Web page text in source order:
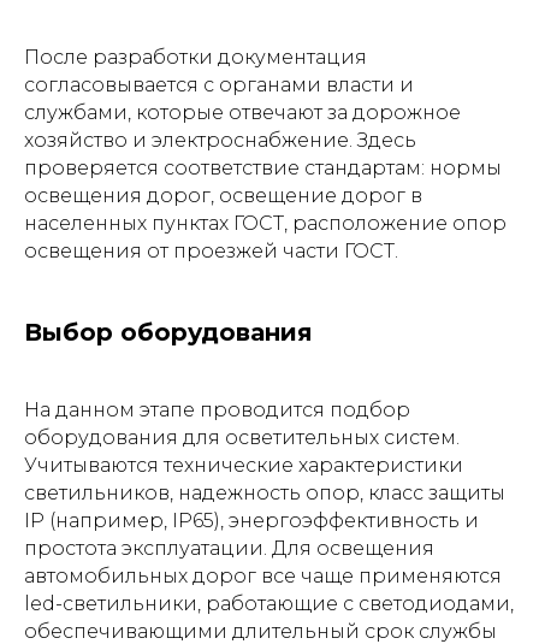
После разработки документация
согласовывается с органами власти и
службами, которые отвечают за дорожное
хозяйство и электроснабжение. Здесь
проверяется соответствие стандартам: нормы
освещения дорог, освещение дорог в
населенных пунктах ГОСТ, расположение опор
освещения от проезжей части ГОСТ.
Выбор оборудования
На данном этапе проводится подбор
оборудования для осветительных систем.
Учитываются технические характеристики
светильников, надежность опор, класс защиты
IP (например, IP65), энергоэффективность и
простота эксплуатации. Для освещения
автомобильных дорог все чаще применяются
led-светильники, работающие с светодиодами,
обеспечивающими длительный срок службы